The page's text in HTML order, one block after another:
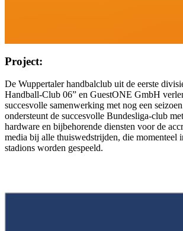
Project:
De Wuppertaler handbalclub uit de eerste
Handball-Club 06” en GuestONE GmbH
succesvolle samenwerking met nog een
ondersteunt de succesvolle Bundesliga-club
hardware en bijbehorende diensten voor de
media bij alle thuiswedstrijden, die momenteel
stadions worden gespeeld.